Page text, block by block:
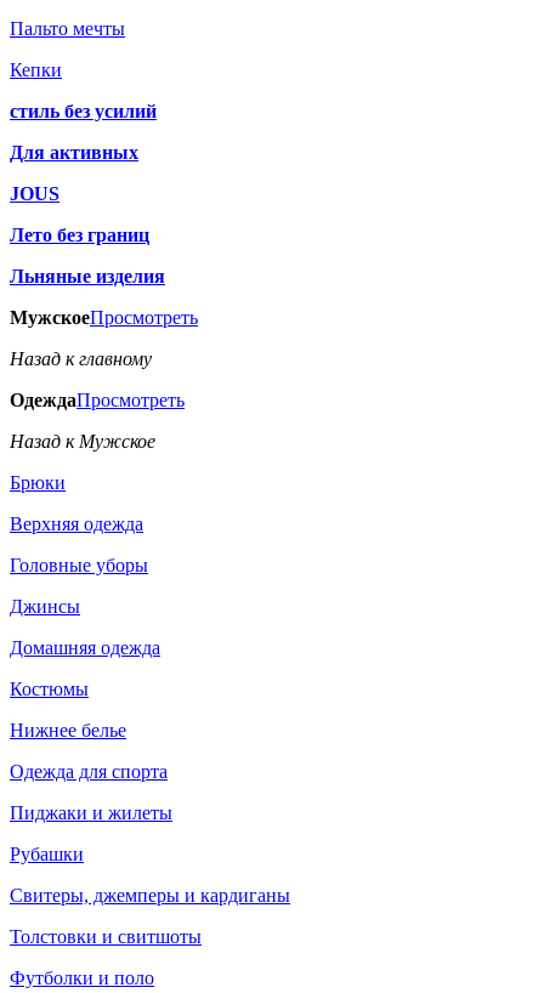
Пальто мечты
Кепки
стиль без усилий
Для активных
JOUS
Лето без границ
Льняные изделия
МужскоеПросмотреть
Назад к главному
ОдеждаПросмотреть
Назад к Мужское
Брюки
Верхняя одежда
Головные уборы
Джинсы
Домашняя одежда
Костюмы
Нижнее белье
Одежда для спорта
Пиджаки и жилеты
Рубашки
Свитеры, джемперы и кардиганы
Толстовки и свитшоты
Футболки и поло